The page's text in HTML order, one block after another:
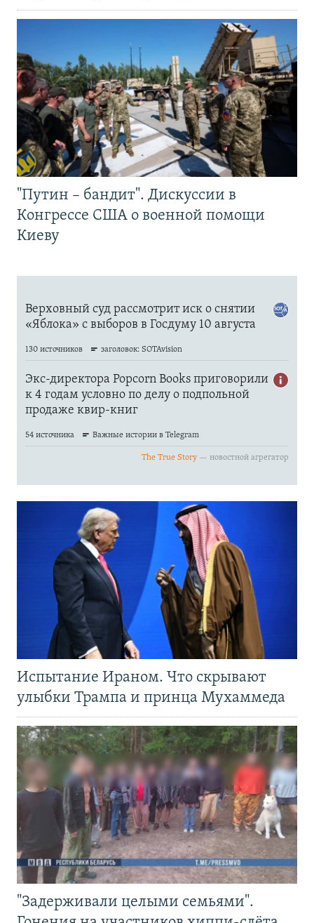
"Путин – бандит". Дискуссии в
Конгрессе США о военной помощи
Киеву
Испытание Ираном. Что скрывают
улыбки Трампа и принца Мухаммеда
"Задерживали целыми семьями".